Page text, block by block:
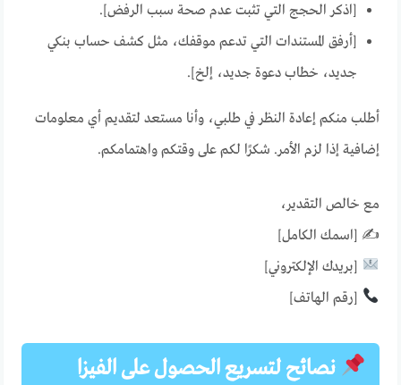
[اذكر الحجج التي تثبت عدم صحة سبب الرفض].
[أرفق المستندات التي تدعم موقفك، مثل كشف حساب بنكي
جديد، خطاب دعوة جديد، إلخ].
أطلب منكم إعادة النظر في طلبي، وأنا مستعد لتقديم أي معلومات
إضافية إذا لزم الأمر. شكرًا لكم على وقتكم واهتمامكم.
مع خالص التقدير،
✍️ [اسمك الكامل]
[بريدك الإلكتروني]
[رقم الهاتف]
نصائح لتسريع الحصول على الفيزا